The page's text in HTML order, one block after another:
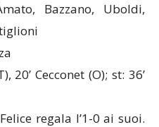
20’ Cecconet (O); st: 36’
regala l’1-0 ai suoi.
in bambola e trova